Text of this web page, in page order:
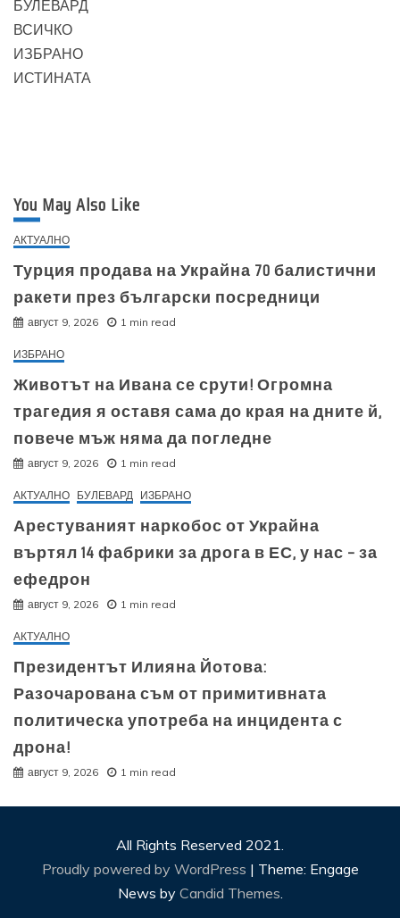
БУЛЕВАРД
ВСИЧКО
ИЗБРАНО
ИСТИНАТА
You May Also Like
АКТУАЛНО
Турция продава на Украйна 70 балистични
ракети през български посредници
август 9, 2026 1 min read
ИЗБРАНО
Животът на Ивана се срути! Огромна
трагедия я оставя сама до края на дните й,
повече мъж няма да погледне
август 9, 2026 1 min read
АКТУАЛНО БУЛЕВАРД ИЗБРАНО
Арестуваният наркобос от Украйна
въртял 14 фабрики за дрога в ЕС, у нас – за
ефедрон
август 9, 2026 1 min read
АКТУАЛНО
Президентът Илияна Йотова:
Разочарована съм от примитивната
политическа употреба на инцидента с
дрона!
август 9, 2026 1 min read
All Rights Reserved 2021.
Proudly powered by WordPress | Theme: Engage
News by Candid Themes